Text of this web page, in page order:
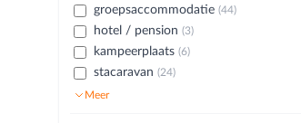
groepsaccommodatie (44)
hotel / pension (3)
kampeerplaats (6)
stacaravan (24)
Meer